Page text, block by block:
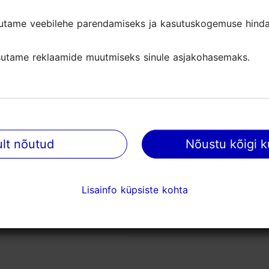
veebilehe parendamiseks ja kasutuskogemuse
reklaamide muutmiseks sinule asjakohasemaks.
nõutud Nõustu kõigi
Lisainfo küpsiste kohta
veebilehe parendamiseks ja kasutuskogemuse
reklaamide muutmiseks sinule asjakohasemaks.
nõutud Nõustu kõigi
Lisainfo küpsiste kohta